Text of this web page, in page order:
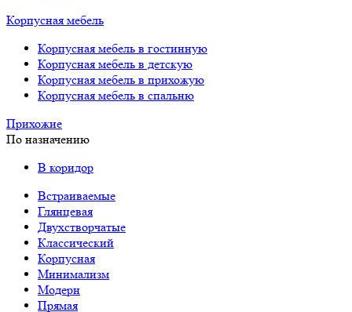
Корпусная мебель
Корпусная мебель в гостинную
Корпусная мебель в детскую
Корпусная мебель в прихожую
Корпусная мебель в спальню
Прихожие
По назначению
В коридор
Встраиваемые
Глянцевая
Двухстворчатые
Классический
Корпусная
Минимализм
Модерн
Прямая